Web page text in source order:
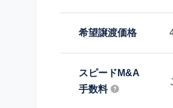
希望譲渡価格
スピードM&A
手数料